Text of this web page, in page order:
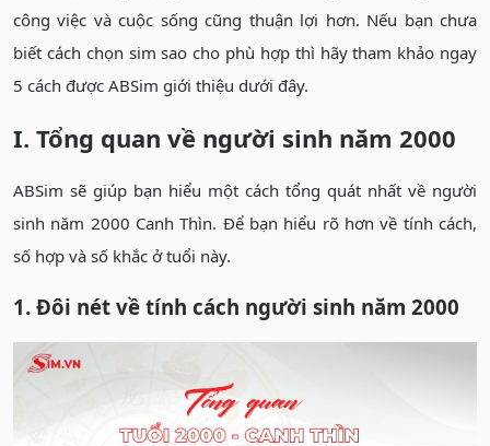
công việc và cuộc sống cũng thuận lợi hơn. Nếu bạn chưa
biết cách chọn sim sao cho phù hợp thì hãy tham khảo ngay
5 cách được ABSim giới thiệu dưới đây.
I. Tổng quan về người sinh năm 2000
ABSim sẽ giúp bạn hiểu một cách tổng quát nhất về người
sinh năm 2000 Canh Thìn. Để bạn hiểu rõ hơn về tính cách,
số hợp và số khắc ở tuổi này.
1. Đôi nét về tính cách người sinh năm 2000